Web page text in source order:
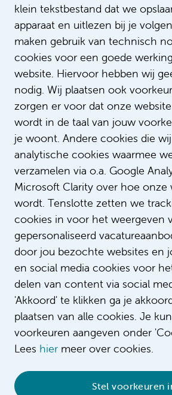
klein tekstbestand dat we
apparaat en uitlezen bij je
maken gebruik van technisch
cookies voor een goede
website. Hiervoor hebben wij
nodig. Wij plaatsen ook
zorgen er voor dat onze
wordt in de taal van jouw
je woont. Andere cookies die
analytische cookies waarmee
verzamelen via o.a. Google
Microsoft Clarity over hoe onze
wordt. Tenslotte zetten we
cookies in voor het weergeven
gepersonaliseerd
door jou bezochte websites en
en social media cookies voor
delen van content via social
'Akkoord' te klikken ga je
plaatsen van alle cookies. Je
voorkeuren aangeven onder
Lees hier meer over cookies.
Stel voorkeuren
Vragen over de
Nadine Snijders Blok
Recruitmentadviseur
Wil je meer informatie over de
sollicitatieprocedure dan kun
opnemen met mij.
Bel +31205660307
Stuur een bericht
Bekijk alle
© 2026 Amsterdam UMC •